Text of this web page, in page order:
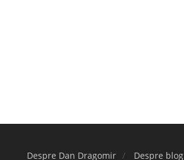
Despre Dan Dragomir Despre blog